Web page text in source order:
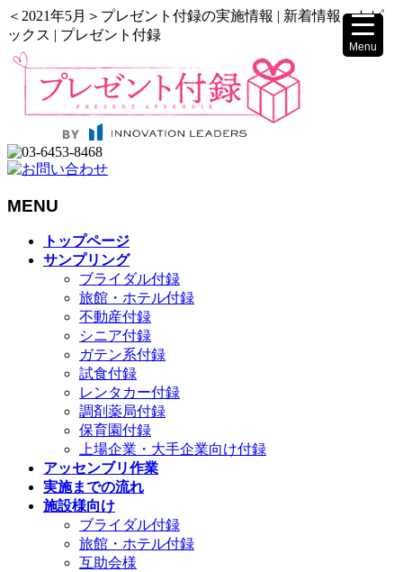
＜2021年5月＞プレゼント付録の実施情報 | 新着情報・トピ
ックス | プレゼント付録
MENU
トップページ
サンプリング
ブライダル付録
旅館・ホテル付録
不動産付録
シニア付録
ガテン系付録
試食付録
レンタカー付録
調剤薬局付録
保育園付録
上場企業・大手企業向け付録
アッセンブリ作業
実施までの流れ
施設様向け
ブライダル付録
旅館・ホテル付録
互助会様
Menu
▼